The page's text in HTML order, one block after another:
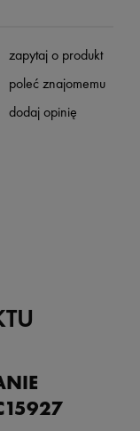
zapytaj o produkt
poleć znajomemu
dodaj opinię